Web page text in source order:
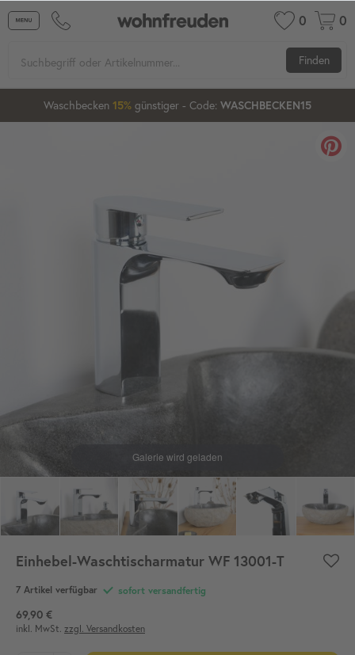
0 0
Finden
Waschbecken 15% günstiger - Code: WASCHBECKEN15
20%
Einhebel-Waschtischarmatur WF 13001-T
7 Artikel verfügbar sofort versandfertig
69,90 €
inkl. MwSt. zzgl. Versandkosten